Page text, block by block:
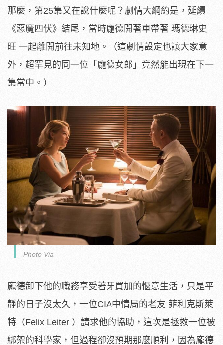
那麼，第25集又在說什麼呢？劇情大綱約是，延續
《惡魔四伏》結尾，當時龐德開著車帶著 瑪德琳史
旺 一起離開前往未知地。（這劇情設定也讓大家意
外，超罕見的同一位「龐德女郎」竟然能出現在下一
集當中。）
Photo Via
龐德卸下他的職務享受著牙買加的愜意生活，只是平
靜的日子沒太久，一位CIA中情局的老友 菲利克斯萊
特（Felix Leiter ）請求他的協助，這次是拯救一位被
綁架的科學家，但過程卻沒預期那麼順利，因為龐德